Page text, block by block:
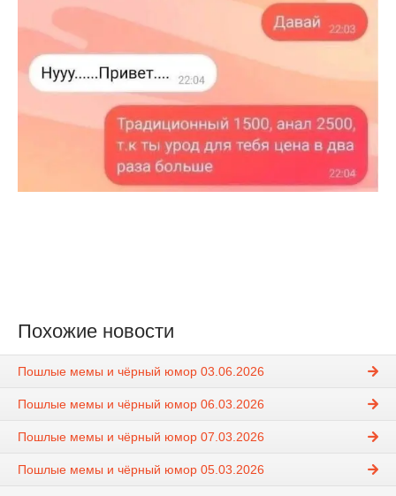
Похожие новости
Пошлые мемы и чёрный юмор 03.06.2026
Пошлые мемы и чёрный юмор 06.03.2026
Пошлые мемы и чёрный юмор 07.03.2026
Пошлые мемы и чёрный юмор 05.03.2026